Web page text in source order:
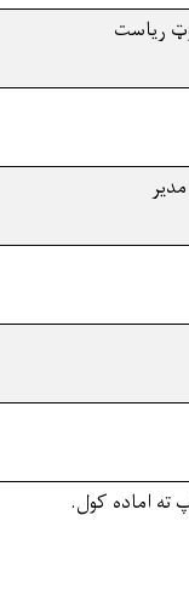
رياست
ته اماده کول.